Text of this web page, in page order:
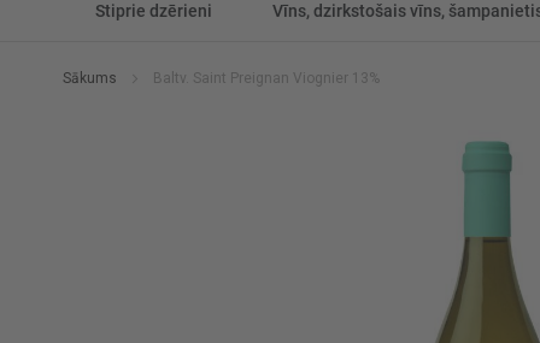
Stiprie dzērieni Vīns, dzirkstošais vīns,
Sākums Baltv. Saint Preignan Viognier 13%